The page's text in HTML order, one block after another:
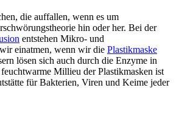
die auffallen, wenn es um
hin oder her. Bei der
entstehen Mikro- und
einatmen, wenn wir die Plastikmaske
lösen sich auch durch die Enzyme in
Millieu der Plastikmasken ist
für Bakterien, Viren und Keime jeder